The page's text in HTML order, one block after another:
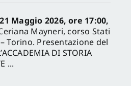
Maggio 2026, ore 17:00,
Mayneri, corso Stati
Torino. Presentazione del
DI STORIA
...